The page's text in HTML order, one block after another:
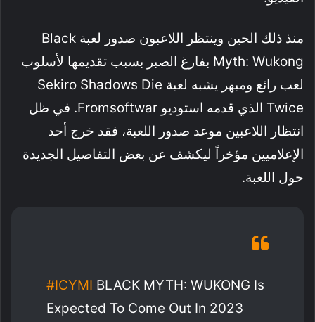
منذ ذلك الحين وينتظر اللاعبون صدور لعبة Black
Myth: Wukong بفارغ الصبر بسبب تقديمها لأسلوب
لعب رائع ومبهر يشبه لعبة Sekiro Shadows Die
Twice الذي قدمه استوديو Fromsoftwar. في ظل
انتظار اللاعبين موعد صدور اللعبة، فقد خرج أحد
الإعلاميين مؤخراً ليكشف عن بعض التفاصيل الجديدة
حول اللعبة.
#ICYMI BLACK MYTH: WUKONG Is
Expected To Come Out In 2023